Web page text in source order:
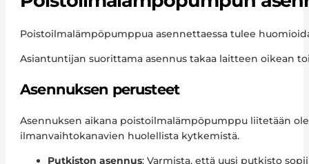
Poistoilmalämpöpumppua asennettaessa tulee
Asiantuntijan suorittama asennus takaa laitteen oikean
Asennuksen perusteet
Asennuksen aikana poistoilmalämpöpumppu liitetään
ilmanvaihtokanavien huolellista kytkemistä.
Putkiston asennus: Varmista, että uusi putkisto